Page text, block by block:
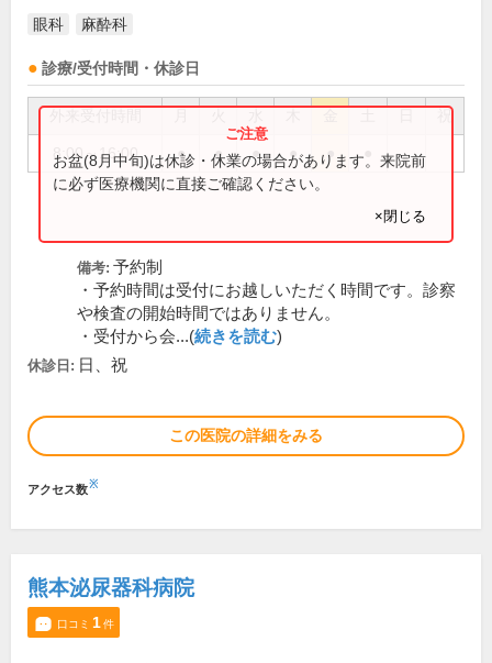
眼科 麻酔科
診療/受付時間・休診日
祝
8:00～16:00 ● ● ● ● ●
お盆(8月中旬)は休診・休業の場合があります。来院前
に必ず医療機関に直接ご確認ください。
×閉じる
備考: 予約制
・予約時間は受付にお越しいただく時間です。診察
や検査の開始時間ではありません。
・受付から会...(続きを読む)
休診日: 日、祝
この医院の詳細をみる
アクセス数※
熊本泌尿器科病院
口コミ 1件